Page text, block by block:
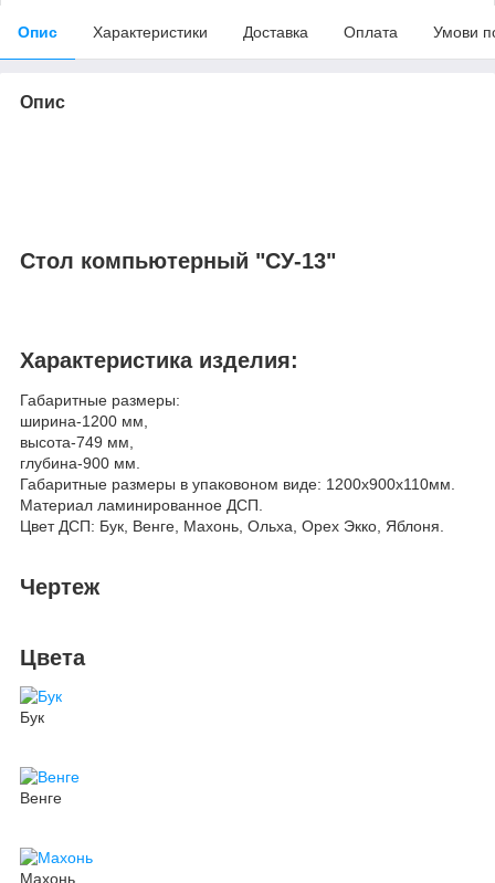
Опис Характеристики Доставка Оплата Умови
Опис
Стол компьютерный "СУ-13"
Характеристика изделия:
Габаритные размеры:
ширина-1200 мм,
высота-749 мм,
глубина-900 мм.
Габаритные размеры в упаковоном виде: 1200х900х110мм.
Материал ламинированное ДСП.
Цвет ДСП: Бук, Венге, Махонь, Ольха, Орех Экко, Яблоня.
Чертеж
Цвета
Бук
Венге
Махонь